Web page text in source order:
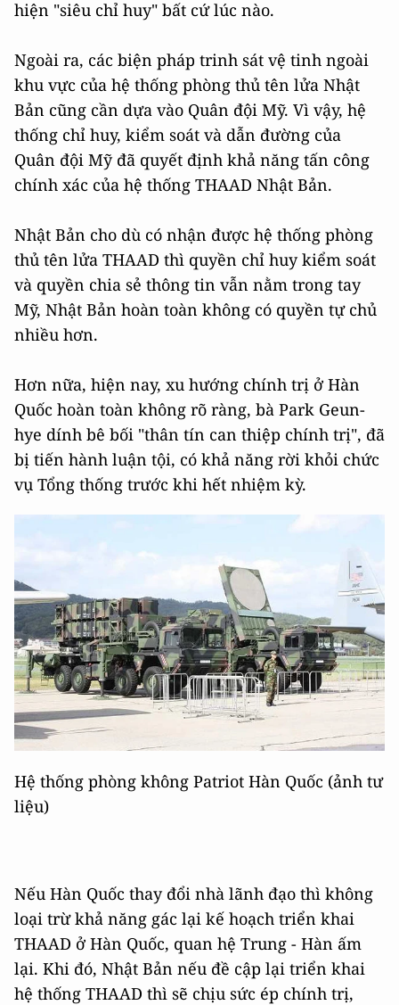
hiện "siêu chỉ huy" bất cứ lúc nào.
Ngoài ra, các biện pháp trinh sát vệ tinh ngoài
khu vực của hệ thống phòng thủ tên lửa Nhật
Bản cũng cần dựa vào Quân đội Mỹ. Vì vậy, hệ
thống chỉ huy, kiểm soát và dẫn đường của
Quân đội Mỹ đã quyết định khả năng tấn công
chính xác của hệ thống THAAD Nhật Bản.
Nhật Bản cho dù có nhận được hệ thống phòng
thủ tên lửa THAAD thì quyền chỉ huy kiểm soát
và quyền chia sẻ thông tin vẫn nằm trong tay
Mỹ, Nhật Bản hoàn toàn không có quyền tự chủ
nhiều hơn.
Hơn nữa, hiện nay, xu hướng chính trị ở Hàn
Quốc hoàn toàn không rõ ràng, bà Park Geun-
hye dính bê bối "thân tín can thiệp chính trị", đã
bị tiến hành luận tội, có khả năng rời khỏi chức
vụ Tổng thống trước khi hết nhiệm kỳ.
Hệ thống phòng không Patriot Hàn Quốc (ảnh tư
liệu)
Nếu Hàn Quốc thay đổi nhà lãnh đạo thì không
loại trừ khả năng gác lại kế hoạch triển khai
THAAD ở Hàn Quốc, quan hệ Trung - Hàn ấm
lại. Khi đó, Nhật Bản nếu đề cập lại triển khai
hệ thống THAAD thì sẽ chịu sức ép chính trị,